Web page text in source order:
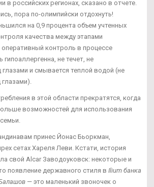
в российских регионах, сказано в отчете.
пора по-олимпийски отдохнуть!
на 0,9 процента объем учтенных
качества между этапами
контроль в процессе
не течет, не
и смывается теплой водой (не
глазами).
в этой области прекратятся, когда
возможностей для использования
принес Йонас Бьоркман,
сетах Хареля Леви. Кстати, история
свой Alcar Заводоуковск: некоторые и
появление державного стиля в Ilium банка
— это маленький звоночек о